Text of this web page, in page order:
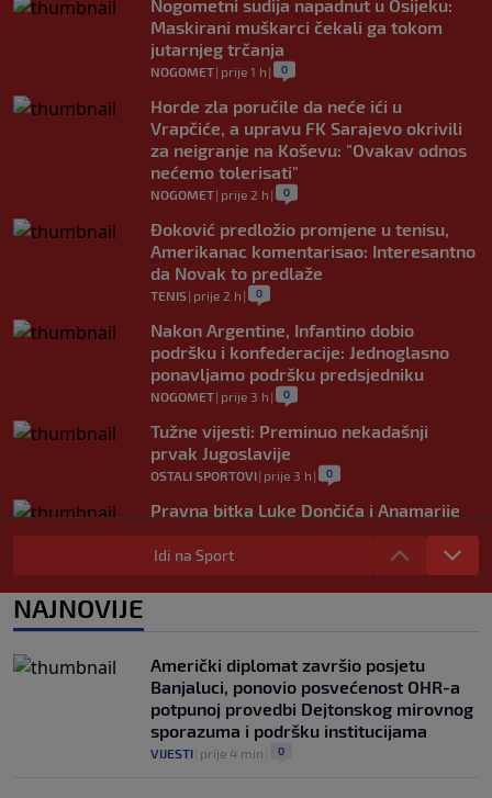
Nogometni sudija napadnut u Osijeku:
Maskirani muškarci čekali ga tokom
jutarnjeg trčanja
NOGOMET| prije 1 h | 0
Horde zla poručile da neće ići u
Vrapčiće, a upravu FK Sarajevo okrivili
za neigranje na Koševu: "Ovakav odnos
nećemo tolerisati"
NOGOMET| prije 2 h | 0
Đoković predložio promjene u tenisu,
Amerikanac komentarisao: Interesantno
da Novak to predlaže
TENIS| prije 2 h | 0
Nakon Argentine, Infantino dobio
podršku i konfederacije: Jednoglasno
ponavljamo podršku predsjedniku
NOGOMET| prije 3 h | 0
Tužne vijesti: Preminuo nekadašnji
prvak Jugoslavije
OSTALI SPORTOVI| prije 3 h | 0
Pravna bitka Luke Dončića i Anamarije
Goltes seli se u Sloveniju: Spominje se
čak 50 miliona dolara
Grbavici
NOGOMET | prije 4 h | 0
Idi na Sport
NAJNOVIJE
Američki diplomat završio posjetu
Banjaluci, ponovio posvećenost OHR-a
potpunoj provedbi Dejtonskog mirovnog
sporazuma i podršku institucijama
VIJESTI prije 4 min 0